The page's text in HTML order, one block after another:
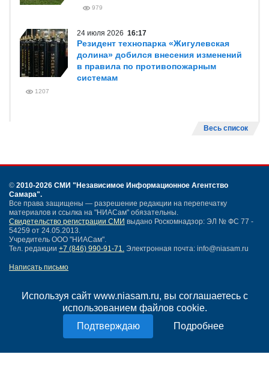
Используя сайт www.niasam.ru, вы соглашаетесь с
использованием файлов cookie.
Подробнее
979
24 июля 2026 16:17
Резидент технопарка «Жигулевская
долина» добился внесения изменений
в правила по противопожарным
системам
1207
Весь список
© 2010-2026 СМИ "Независимое Информационное Агентство
Самара".
Все права защищены — разрешение редакции на перепечатку
материалов и ссылка на "НИАСам" обязательны.
Свидетельство регистрации СМИ выдано Роскомнадзор: ЭЛ № ФС 77 -
54259 от 24.05.2013.
Учредитель ООО "НИАСам".
Тел. редакции +7 (846) 990-91-71. Электронная почта: info@niasam.ru
Написать письмо
Нашли ошибку?
Политика конфиденциальности
Согласие на обработку персональных данных